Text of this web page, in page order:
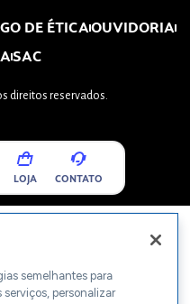
DE ÉTICAOUVIDORIA
SAC
direitos reservados.
LOJA CONTATO
semelhantes para
serviços, personalizar